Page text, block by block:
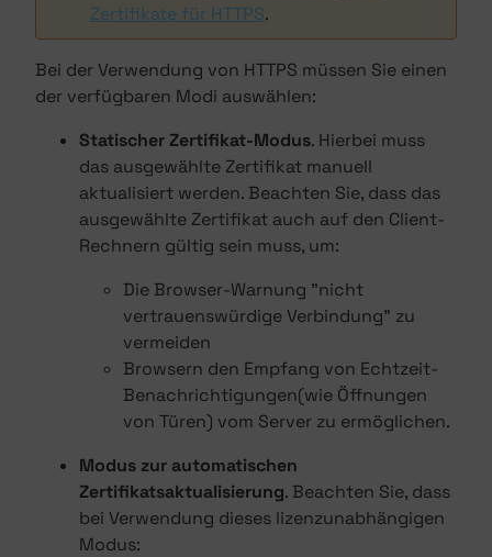
Zertifikate für HTTPS.
Bei der Verwendung von HTTPS müssen Sie einen
der verfügbaren Modi auswählen:
Statischer Zertifikat-Modus. Hierbei muss
das ausgewählte Zertifikat manuell
aktualisiert werden. Beachten Sie, dass das
ausgewählte Zertifikat auch auf den Client-
Rechnern gültig sein muss, um:
Die Browser-Warnung "nicht
vertrauenswürdige Verbindung" zu
vermeiden
Browsern den Empfang von Echtzeit-
Benachrichtigungen(wie Öffnungen
von Türen) vom Server zu ermöglichen.
Modus zur automatischen
Zertifikatsaktualisierung. Beachten Sie, dass
bei Verwendung dieses lizenzunabhängigen
Modus: